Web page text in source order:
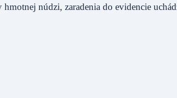
núdzi, zaradenia do evidencie